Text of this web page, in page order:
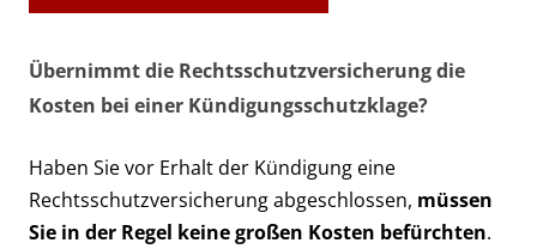
Übernimmt die Rechtsschutzversicherung die
Kosten bei einer Kündigungsschutzklage?
Haben Sie vor Erhalt der Kündigung eine
Rechtsschutzversicherung abgeschlossen, müssen
Sie in der Regel keine großen Kosten befürchten.